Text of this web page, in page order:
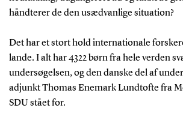
håndterer de den usædvanlige situation?
Det har et stort hold internationale
lande. I alt har 4322 børn fra hele verden
undersøgelsen, og den danske del af
adjunkt Thomas Enemark Lundtofte fra
SDU stået for.